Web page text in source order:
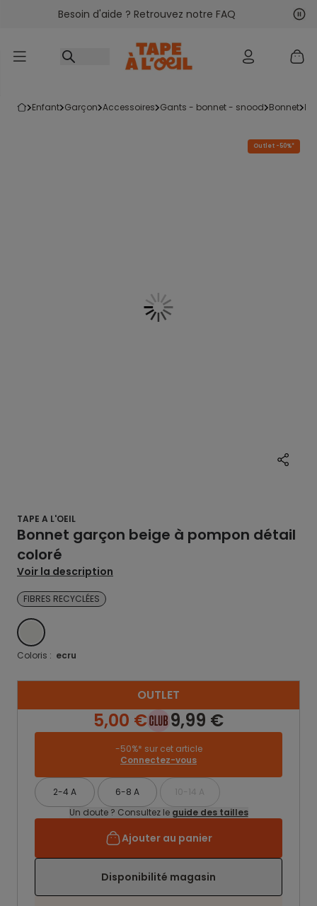
Accéder au contenu
Besoin d'aide ? Retrouvez notre FAQ
enfant garçon accessoires gants - bonnet - snood bonnet
Outlet -50%*
TAPE A L'OEIL
Bonnet garçon beige à pompon détail
coloré
Voir la description
FIBRES RECYCLÉES
ECRU
Coloris : ecru
OUTLET
5,00 € 9,99 €
-50%* sur cet article
Connectez-vous
2-4 A 6-8 A
10-14 A
Un doute ? Consultez le guide des tailles
Ajouter au panier
Disponibilité magasin